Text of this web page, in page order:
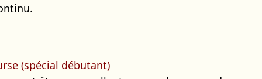
(spécial débutant)